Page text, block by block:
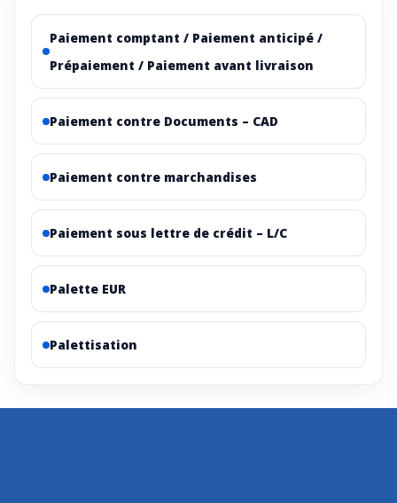
Paiement comptant / Paiement anticipé /
Prépaiement / Paiement avant livraison
Paiement contre Documents – CAD
Paiement contre marchandises
Paiement sous lettre de crédit – L/C
Palette EUR
Palettisation